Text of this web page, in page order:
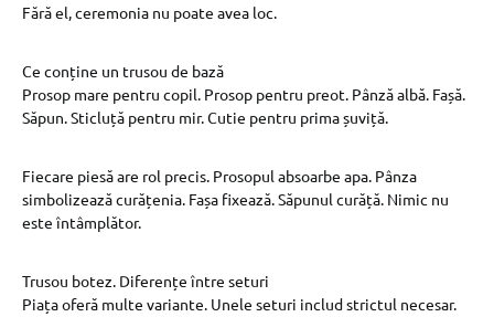
Fără el, ceremonia nu poate avea loc.
Ce conține un trusou de bază
Prosop mare pentru copil. Prosop pentru preot. Pânză albă. Fașă.
Săpun. Sticluță pentru mir. Cutie pentru prima șuviță.
Fiecare piesă are rol precis. Prosopul absoarbe apa. Pânza
simbolizează curățenia. Fașa fixează. Săpunul curăță. Nimic nu
este întâmplător.
Trusou botez. Diferențe între seturi
Piața oferă multe variante. Unele seturi includ strictul necesar.